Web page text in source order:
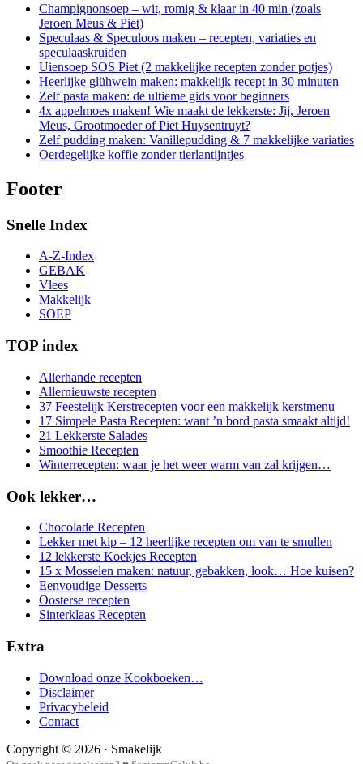
Champignonsoep – wit, romig & klaar in 40 min (zoals
Jeroen Meus & Piet)
Speculaas & Speculoos maken – recepten, variaties en
speculaaskruiden
Uiensoep SOS Piet (2 makkelijke recepten zonder potjes)
Heerlijke glühwein maken: makkelijk recept in 30 minuten
Zelf pasta maken: de ultieme gids voor beginners
4x appelmoes maken! Wie maakt de lekkerste: Jij, Jeroen
Meus, Grootmoeder of Piet Huysentruyt?
Zelf pudding maken: Vanillepudding & 7 makkelijke variaties
Oerdegelijke koffie zonder tierlantijntjes
Footer
Snelle Index
A-Z-Index
GEBAK
Vlees
Makkelijk
SOEP
TOP index
Allerhande recepten
Allernieuwste recepten
37 Feestelijk Kerstrecepten voor een makkelijk kerstmenu
17 Simpele Pasta Recepten: want ’n bord pasta smaakt altijd!
21 Lekkerste Salades
Smoothie Recepten
Winterrecepten: waar je het weer warm van zal krijgen…
Ook lekker…
Chocolade Recepten
Lekker met kip – 12 heerlijke recepten om van te smullen
12 lekkerste Koekjes Recepten
15 x Mosselen maken: natuur, gebakken, look… Hoe kuisen?
Eenvoudige Desserts
Oosterse recepten
Sinterklaas Recepten
Extra
Download onze Kookboeken…
Disclaimer
Privacybeleid
Contact
Copyright © 2026 · Smakelijk